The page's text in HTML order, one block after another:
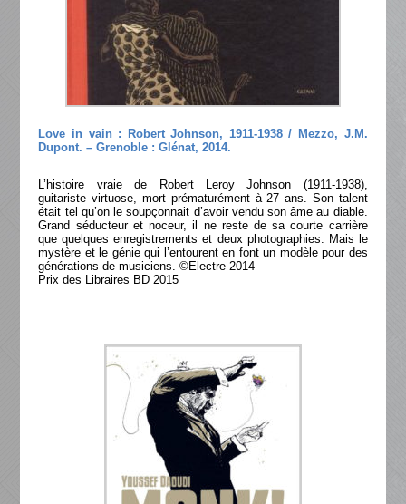
Love in vain : Robert Johnson, 1911-1938 / Mezzo, J.M.
Dupont. – Grenoble : Glénat, 2014.
L’histoire vraie de Robert Leroy Johnson (1911-1938),
guitariste virtuose, mort prématurément à 27 ans. Son talent
était tel qu’on le soupçonnait d’avoir vendu son âme au diable.
Grand séducteur et noceur, il ne reste de sa courte carrière
que quelques enregistrements et deux photographies. Mais le
mystère et le génie qui l’entourent en font un modèle pour des
générations de musiciens. ©Electre 2014
Prix des Libraires BD 2015